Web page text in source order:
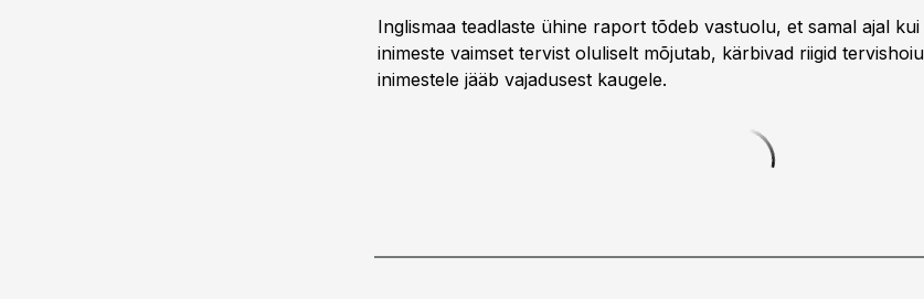
Inglismaa teadlaste ühine raport tõdeb vastuolu, et samal ajal
inimeste vaimset tervist oluliselt mõjutab, kärbivad riigid
inimestele jääb vajadusest kaugele.